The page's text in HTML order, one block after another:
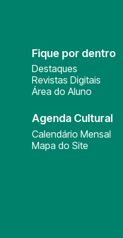
Fique por dentro
Destaques
Revistas Digitais
Área do Aluno
Agenda Cultural
Calendário Mensal
Mapa do Site